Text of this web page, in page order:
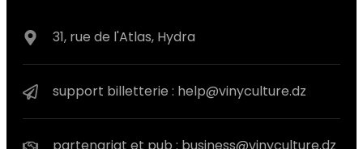
31, rue de l'Atlas, Hydra
support billetterie : help@vinyculture.dz